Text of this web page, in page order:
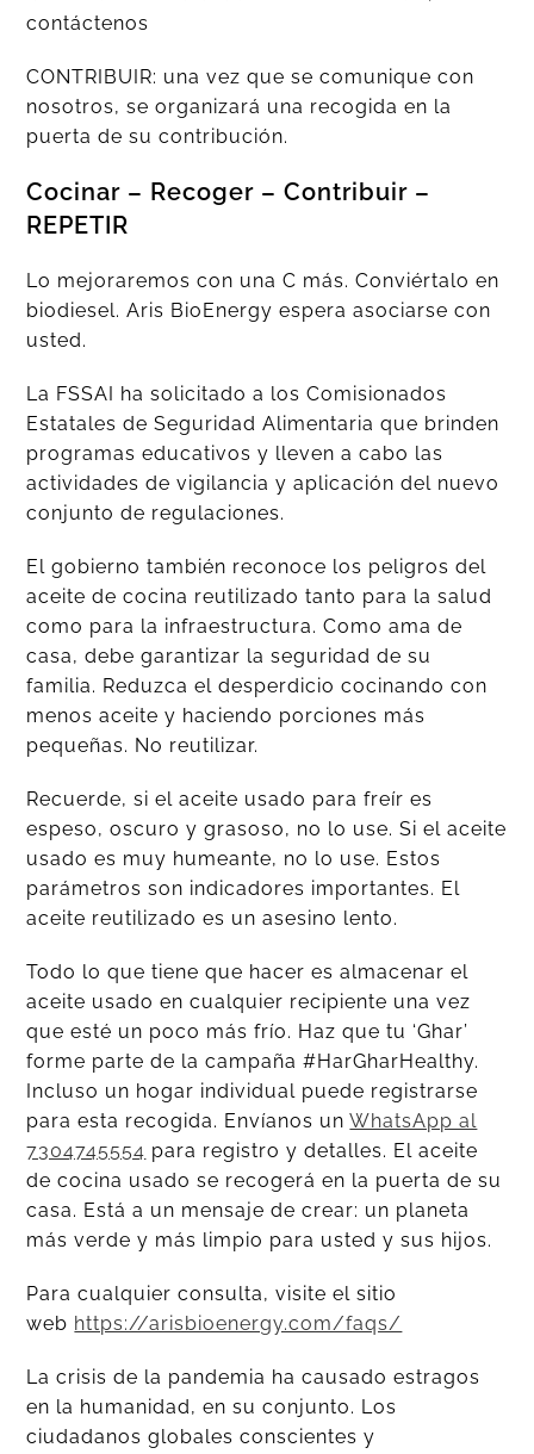
contáctenos
CONTRIBUIR: una vez que se comunique con
nosotros, se organizará una recogida en la
puerta de su contribución.
Cocinar – Recoger – Contribuir –
REPETIR
Lo mejoraremos con una C más. Conviértalo en
biodiesel. Aris BioEnergy espera asociarse con
usted.
La FSSAI ha solicitado a los Comisionados
Estatales de Seguridad Alimentaria que brinden
programas educativos y lleven a cabo las
actividades de vigilancia y aplicación del nuevo
conjunto de regulaciones.
El gobierno también reconoce los peligros del
aceite de cocina reutilizado tanto para la salud
como para la infraestructura. Como ama de
casa, debe garantizar la seguridad de su
familia. Reduzca el desperdicio cocinando con
menos aceite y haciendo porciones más
pequeñas. No reutilizar.
Recuerde, si el aceite usado para freír es
espeso, oscuro y grasoso, no lo use. Si el aceite
usado es muy humeante, no lo use. Estos
parámetros son indicadores importantes. El
aceite reutilizado es un asesino lento.
Todo lo que tiene que hacer es almacenar el
aceite usado en cualquier recipiente una vez
que esté un poco más frío. Haz que tu ‘Ghar’
forme parte de la campaña #HarGharHealthy.
Incluso un hogar individual puede registrarse
para esta recogida. Envíanos unWhatsApp al
7304745554 para registro y detalles. El aceite
de cocina usado se recogerá en la puerta de su
casa. Está a un mensaje de crear: un planeta
más verde y más limpio para usted y sus hijos.
Para cualquier consulta, visite el sitio
web https://arisbioenergy.com/faqs/
La crisis de la pandemia ha causado estragos
en la humanidad, en su conjunto. Los
ciudadanos globales conscientes y